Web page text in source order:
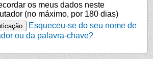
os meus dados neste
(no máximo, por 180 dias)
Esqueceu-se do seu nome de
ou da palavra-chave?